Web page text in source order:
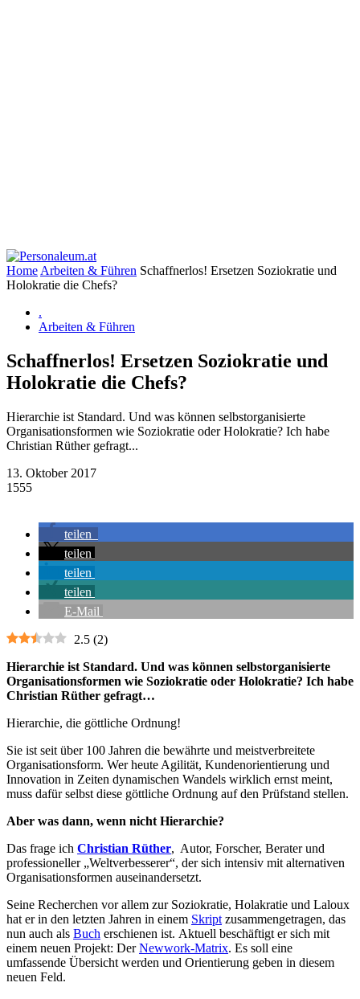
Home Arbeiten & Führen Schaffnerlos! Ersetzen Soziokratie und
Holokratie die Chefs?
.
Arbeiten & Führen
Schaffnerlos! Ersetzen Soziokratie und
Holokratie die Chefs?
Hierarchie ist Standard. Und was können selbstorganisierte
Organisationsformen wie Soziokratie oder Holokratie? Ich habe
Christian Rüther gefragt...
13. Oktober 2017
1555
teilen
teilen
teilen
teilen
E-Mail
2.5 (2)
Hierarchie ist Standard. Und was können selbstorganisierte
Organisationsformen wie Soziokratie oder Holokratie? Ich habe
Christian Rüther gefragt…
Hierarchie, die göttliche Ordnung!
Sie ist seit über 100 Jahren die bewährte und meistverbreitete
Organisationsform. Wer heute Agilität, Kundenorientierung und
Innovation in Zeiten dynamischen Wandels wirklich ernst meint,
muss dafür selbst diese göttliche Ordnung auf den Prüfstand stellen.
Aber was dann, wenn nicht Hierarchie?
Das frage ich Christian Rüther, Autor, Forscher, Berater und
professioneller „Weltverbesserer“, der sich intensiv mit alternativen
Organisationsformen auseinandersetzt.
Seine Recherchen vor allem zur Soziokratie, Holakratie und Laloux
hat er in den letzten Jahren in einem Skript zusammengetragen, das
nun auch als Buch erschienen ist. Aktuell beschäftigt er sich mit
einem neuen Projekt: DerNewwork-Matrix. Es soll eine
umfassende Übersicht werden und Orientierung geben in diesem
neuen Feld.